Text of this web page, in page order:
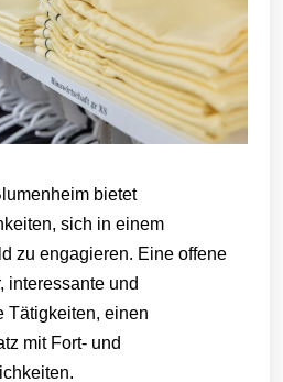
bietet
sich in einem
zu engagieren. Eine offene
interessante und
Tätigkeiten, einen
mit Fort- und